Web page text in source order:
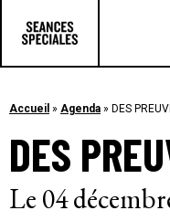
Accueil » Agenda » DES
DES
Le 04